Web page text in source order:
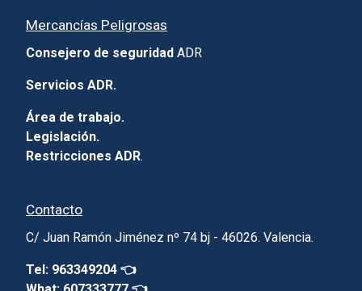
Mercancías Peligrosas
Consejero de seguridad ADR
Servicios ADR.
Área de trabajo.
Legislación.
Restricciones ADR.
Contacto
C/ Juan Ramón Jiménez nº 74 bj - 46026. Valencia.
Tel: 963349204 👈